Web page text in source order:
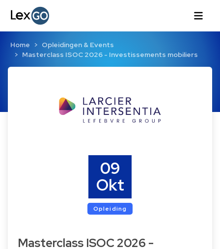
Home
Opleidingen & Events
Masterclass ISOC 2026 - Investissements mobiliers
Masterclass ISOC 2026 -
09
Okt
Opleiding